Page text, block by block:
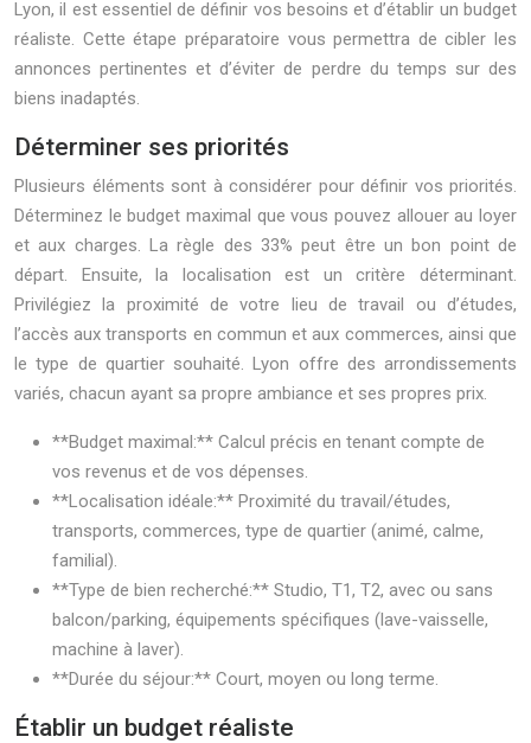
Lyon, il est essentiel de définir vos besoins et d’établir un budget
réaliste. Cette étape préparatoire vous permettra de cibler les
annonces pertinentes et d’éviter de perdre du temps sur des
biens inadaptés.
Déterminer ses priorités
Plusieurs éléments sont à considérer pour définir vos priorités.
Déterminez le budget maximal que vous pouvez allouer au loyer
et aux charges. La règle des 33% peut être un bon point de
départ. Ensuite, la localisation est un critère déterminant.
Privilégiez la proximité de votre lieu de travail ou d’études,
l’accès aux transports en commun et aux commerces, ainsi que
le type de quartier souhaité. Lyon offre des arrondissements
variés, chacun ayant sa propre ambiance et ses propres prix.
**Budget maximal:** Calcul précis en tenant compte de
vos revenus et de vos dépenses.
**Localisation idéale:** Proximité du travail/études,
transports, commerces, type de quartier (animé, calme,
familial).
**Type de bien recherché:** Studio, T1, T2, avec ou sans
balcon/parking, équipements spécifiques (lave-vaisselle,
machine à laver).
**Durée du séjour:** Court, moyen ou long terme.
Établir un budget réaliste